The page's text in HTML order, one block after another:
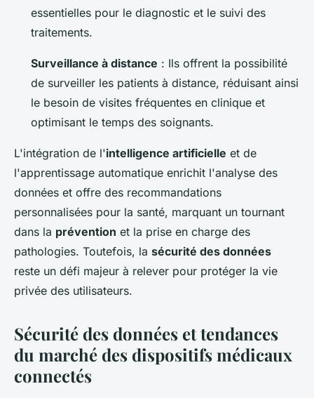
essentielles pour le diagnostic et le suivi des
traitements.
Surveillance à distance : Ils offrent la possibilité
de surveiller les patients à distance, réduisant ainsi
le besoin de visites fréquentes en clinique et
optimisant le temps des soignants.
L'intégration de l'intelligence artificielle et de
l'apprentissage automatique enrichit l'analyse des
données et offre des recommandations
personnalisées pour la santé, marquant un tournant
dans la prévention et la prise en charge des
pathologies. Toutefois, la sécurité des données
reste un défi majeur à relever pour protéger la vie
privée des utilisateurs.
Sécurité des données et tendances
du marché des dispositifs médicaux
connectés